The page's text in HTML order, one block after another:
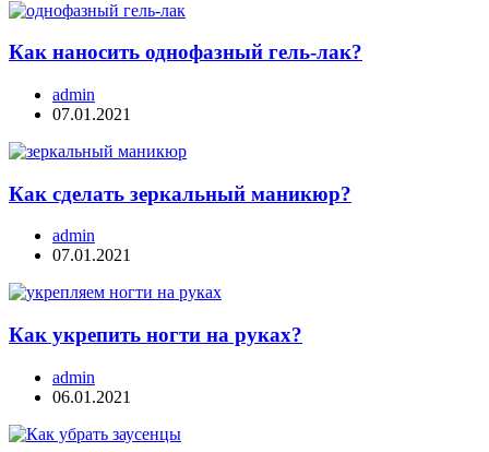
Как наносить однофазный гель-лак?
admin
07.01.2021
Как сделать зеркальный маникюр?
admin
07.01.2021
Как укрепить ногти на руках?
admin
06.01.2021